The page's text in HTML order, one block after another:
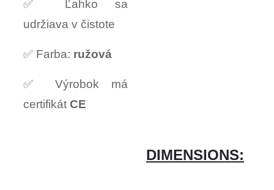
✅ Ľahko sa
udržiava v čistote
✅ Farba: ružová
✅ Výrobok má
certifikát CE
DIMENSIONS: